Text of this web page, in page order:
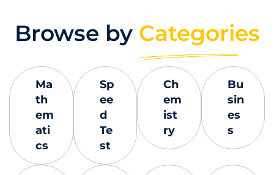
Browse by Categories
Ma
th
em
ati
cs
Sp
ee
d
Te
st
Ch
em
ist
ry
Bu
sin
es
s